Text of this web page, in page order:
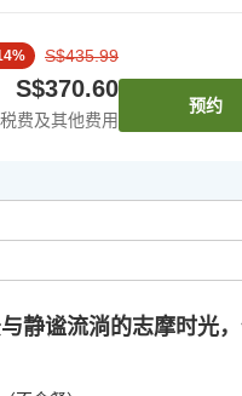
% S$435.99
S$370.60
费及其他费用
预约
静谧流淌的志摩时光